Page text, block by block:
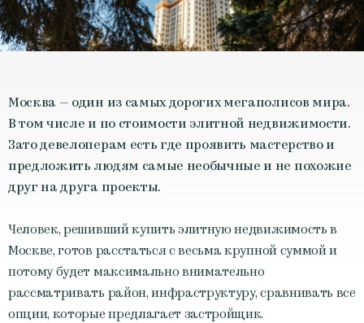
Москва — один из самых дорогих мегаполисов мира.
В том числе и по стоимости элитной недвижимости.
Зато девелоперам есть где проявить мастерство и
предложить людям самые необычные и не похожие
друг на друга проекты.
Человек, решивший купить элитную недвижимость в
Москве, готов расстаться с весьма крупной суммой и
потому будет максимально внимательно
рассматривать район, инфраструктуру, сравнивать все
опции, которые предлагает застройщик.